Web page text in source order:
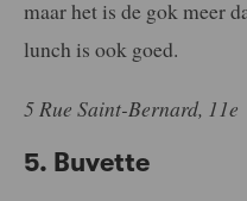
maar het is de gok meer
lunch is ook goed.
5 Rue Saint-Bernard, 11e
5. Buvette